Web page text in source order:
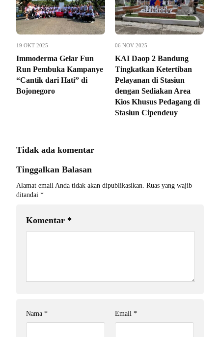
19 OKT 2025
Immoderma Gelar Fun
Run Pembuka Kampanye
“Cantik dari Hati” di
Bojonegoro
06 NOV 2025
KAI Daop 2 Bandung
Tingkatkan Ketertiban
Pelayanan di Stasiun
dengan Sediakan Area
Kios Khusus Pedagang di
Stasiun Cipendeuy
Tidak ada komentar
Tinggalkan Balasan
Alamat email Anda tidak akan dipublikasikan. Ruas yang wajib
ditandai *
Komentar *
Nama * Email *